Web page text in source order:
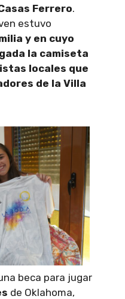
Ferrero.
estuvo
y en cuyo
la camiseta
locales que
de la Villa
beca para jugar
de Oklahoma,